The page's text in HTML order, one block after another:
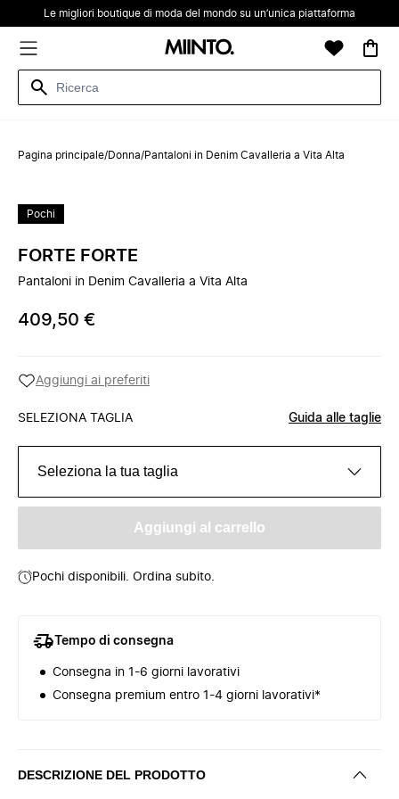
Le migliori boutique di moda del mondo su un’unica piattaforma
Pagina principale/Donna/Pantaloni in Denim Cavalleria a Vita Alta
Pochi
FORTE FORTE
Pantaloni in Denim Cavalleria a Vita Alta
409,50 €
Aggiungi ai preferiti
SELEZIONA TAGLIA Guida alle taglie
Seleziona la tua taglia
Aggiungi al carrello
Pochi disponibili. Ordina subito.
Tempo di consegna
Consegna in 1-6 giorni lavorativi
Consegna premium entro 1-4 giorni lavorativi*
DESCRIZIONE DEL PRODOTTO